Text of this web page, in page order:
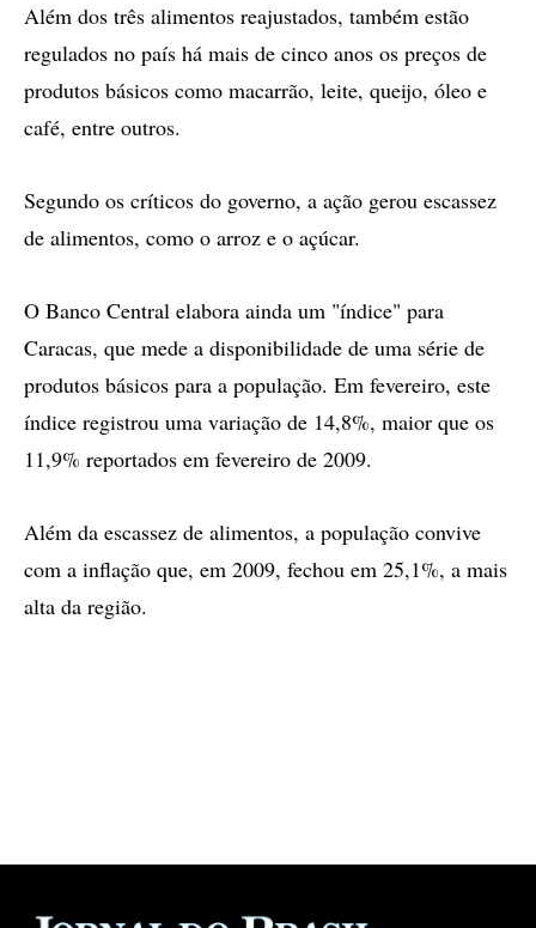
Além dos três alimentos reajustados, também estão
regulados no país há mais de cinco anos os preços de
produtos básicos como macarrão, leite, queijo, óleo e
café, entre outros.
Segundo os críticos do governo, a ação gerou escassez
de alimentos, como o arroz e o açúcar.
O Banco Central elabora ainda um "índice" para
Caracas, que mede a disponibilidade de uma série de
produtos básicos para a população. Em fevereiro, este
índice registrou uma variação de 14,8%, maior que os
11,9% reportados em fevereiro de 2009.
Além da escassez de alimentos, a população convive
com a inflação que, em 2009, fechou em 25,1%, a mais
alta da região.